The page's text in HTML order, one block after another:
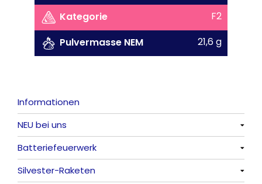
Kategorie
F2
Pulvermasse NEM
21,6 g
Informationen
NEU bei uns
Alle anzeigen
Batteriefeuerwerk
Alle anzeigen
Silvester-Raketen